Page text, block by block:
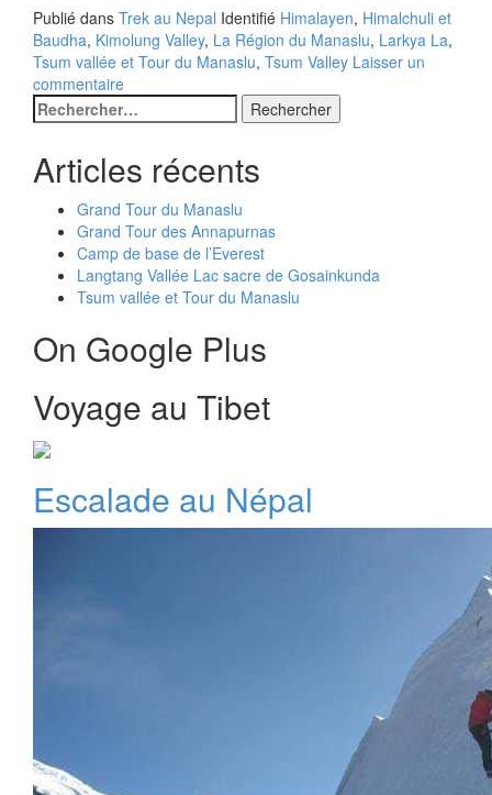
Publié dans Trek au Nepal Identifié Himalayen, Himalchuli et
Baudha, Kimolung Valley, La Région du Manaslu, Larkya La,
Tsum vallée et Tour du Manaslu, Tsum Valley Laisser un
commentaire
Navigation
des
articles
Rechercher :
Articles récents
Grand Tour du Manaslu
Grand Tour des Annapurnas
Camp de base de l’Everest
Langtang Vallée Lac sacre de Gosainkunda
Tsum vallée et Tour du Manaslu
On Google Plus
Voyage au Tibet
Escalade au Népal